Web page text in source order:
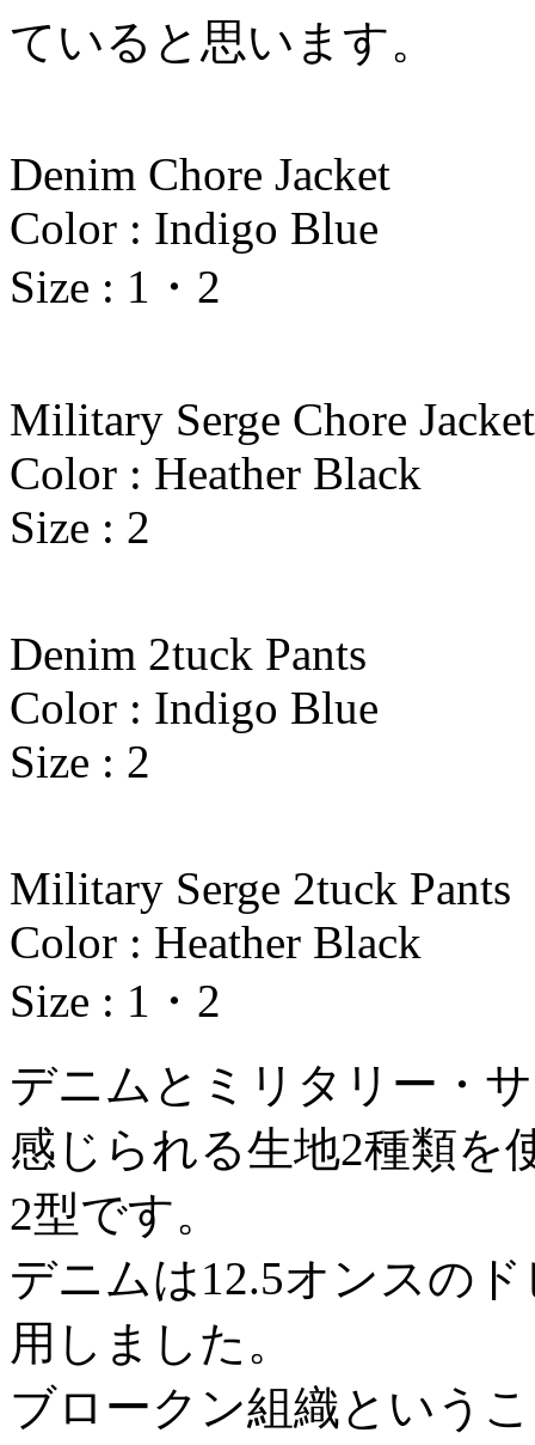
ていると思います。
Denim Chore Jacket
Color : Indigo Blue
Size : 1・2
Military Serge Chore Jacket
Color : Heather Black
Size : 2
Denim 2tuck Pants
Color : Indigo Blue
Size : 2
Military Serge 2tuck Pants
Color : Heather Black
Size : 1・2
デニムとミリタリー・
感じられる生地2種類を
2型です。
デニムは12.5オンスの
用しました。
ブロークン組織という